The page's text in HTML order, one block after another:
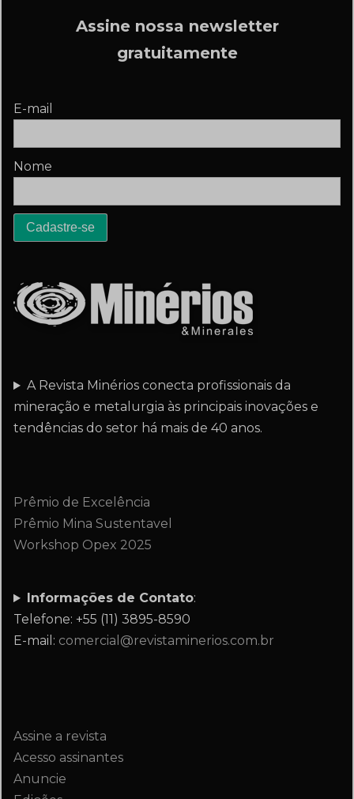
Assine nossa newsletter
gratuitamente
E-mail
Nome
A Revista Minérios conecta profissionais da
mineração e metalurgia às principais inovações e
tendências do setor há mais de 40 anos.
Prêmio de Excelência
Prêmio Mina Sustentavel
Workshop Opex 2025
Informações de Contato:
Telefone: +55 (11) 3895-8590
E-mail: comercial@revistaminerios.com.br
Assine a revista
Acesso assinantes
Anuncie